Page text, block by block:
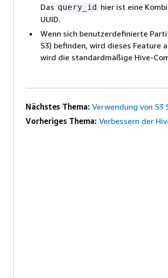
Das query_id hier ist eine
UUID.
Wenn sich benutzerdefinierte
S3) befinden, wird dieses
wird die standardmäßige Hive-
Nächstes Thema: Verwendung von S3
Vorheriges Thema: Verbessern der